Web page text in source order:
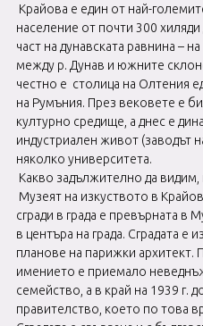
Крайова е един от най-
население от почти 300
част на дунавската равнина –
между р. Дунав и южните
честно е столица на Олтения
на Румъния. През вековете е
културно средище, а днес е
индустриален живот (заводът
няколко университета.
Какво задължително да видим,
Музеят на изкуството в
сгради в града е превърната в
в центъра на града. Сградата е
планове на парижки архитект.
имението е приемало
семейство, а в край на 1939 г.
правителство, което по това